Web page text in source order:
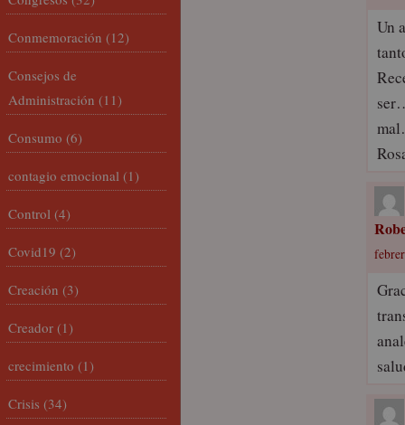
Un
Conmemoración (12)
Consejos de
Administración (11)
Consumo (6)
contagio emocional (1)
Control (4)
Covid19 (2)
Creación (3)
Creador (1)
crecimiento (1)
Crisis (34)